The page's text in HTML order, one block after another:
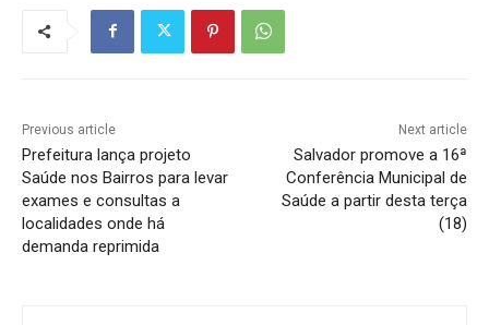
Previous article
Prefeitura lança projeto
Saúde nos Bairros para levar
exames e consultas a
localidades onde há
demanda reprimida
Next article
Salvador promove a 16ª
Conferência Municipal de
Saúde a partir desta terça
(18)